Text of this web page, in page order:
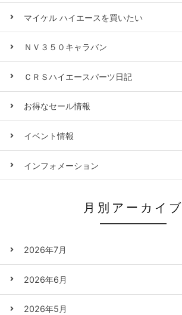
マイケル ハイエースを買いたい
ＮＶ３５０キャラバン
ＣＲＳハイエースパーツ日記
お得なセール情報
イベント情報
インフォメーション
月別アーカイブ
2026年7月
2026年6月
2026年5月